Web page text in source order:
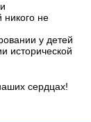
не
у детей
исторической
сердцах!